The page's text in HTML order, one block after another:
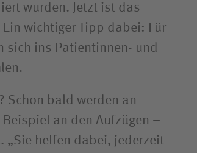
wurden. Jetzt ist das
wichtiger Tipp dabei: Für
sich ins Patientinnen- und
Schon bald werden an
an den Aufzügen –
„Sie helfen dabei, jederzeit